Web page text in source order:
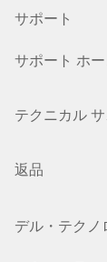
サポート
サポート ホー
テクニカル
返品
デル・テクノ